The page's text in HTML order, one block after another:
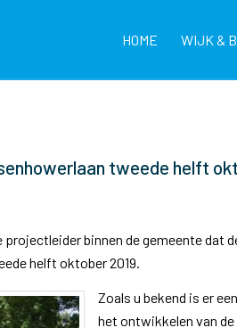
HOME WIJK &
tweede helft
binnen de gemeente dat
helft oktober 2019.
Zoals u bekend is er
het ontwikkelen van de